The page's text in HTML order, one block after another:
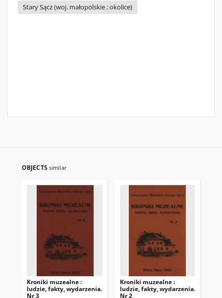
Stary Sącz (woj. małopolskie ; okolice)
OBJECTS similar
Kroniki muzealne :
ludzie, fakty, wydarzenia.
Nr 3
Kroniki muzealne :
ludzie, fakty, wydarzenia.
Nr 2